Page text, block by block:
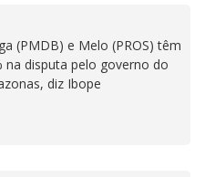
(PMDB) e Melo (PROS) têm
na disputa pelo governo do
diz Ibope